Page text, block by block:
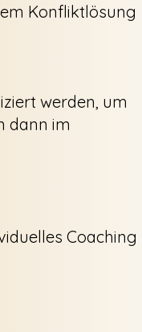
Konfliktlösung
werden, um
dann im
Coaching